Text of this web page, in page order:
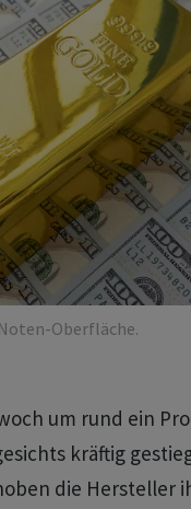
Oberfläche.
um rund ein
kräftig
die ‌Hersteller